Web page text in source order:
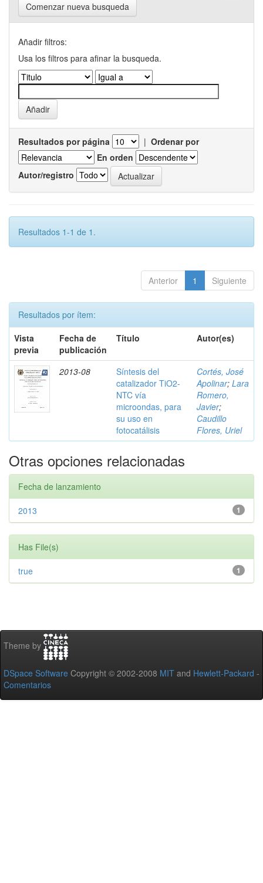
Comenzar nueva busqueda
Añadir filtros:
Usa los filtros para afinar la busqueda.
Resultados por página | Ordenar por
En orden
Autor/registro
Resultados 1-1 de 1.
Anterior 1 Siguiente
Resultados por ítem:
Vista
previa
Fecha de
publicación
Título Autor(es)
2013-08
Síntesis del
catalizador TiO2-
NTC vía
microondas, para
su uso en
fotocatálisis
Cortés, José
Apolinar; Lara
Romero,
Javier;
Caudillo
Flores, Uriel
Otras opciones relacionadas
Fecha de lanzamiento
1
2013
Has File(s)
1
true
Theme by
DSpace Software Copyright © 2002-2008 MIT and Hewlett-Packard -
Comentarios